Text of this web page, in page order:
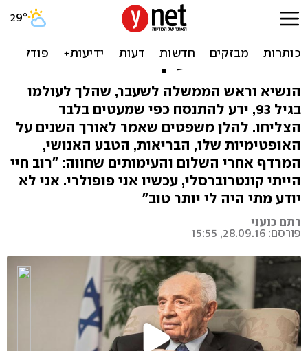
"אנשים שאין להם פנטזיה -
לא עושים דברים פנטסטיים".
ציטוטי שמעון פרס
הנשיא וראש הממשלה לשעבר, שהלך לעולמו
בגיל 93, ידע להתנסח כפי שמעטים בלבד
הצליחו. להלן משפטים שאמר לאורך השנים על
האופטימיות שלו, הבריאות, הטבע האנושי,
המרדף אחרי השלום והעימותים שחווה: "רוב חיי
הייתי קונטרוברסלי, עכשיו אני פופולרי. אני לא
יודע מתי היה לי יותר טוב"
רתם כנעני
פורסם: 28.09.16, 15:55